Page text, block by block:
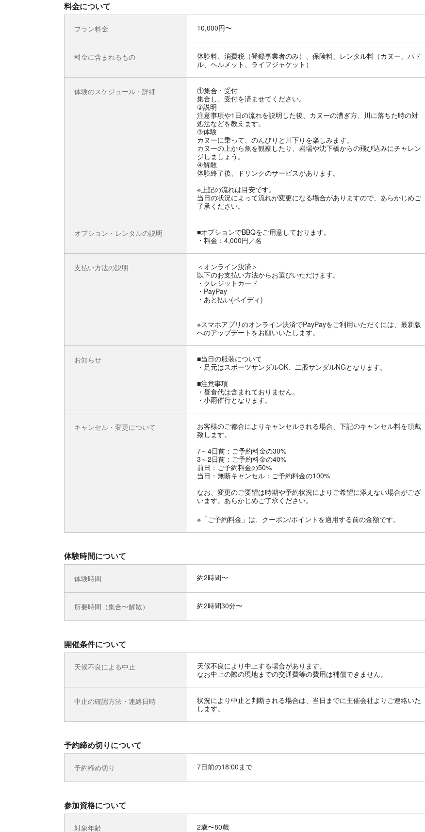
料金について
プラン料金 10,000円〜
料金に含まれるもの
体験料、消費税（登録事業者のみ）、保険料、レンタル料（カヌー、パド
ル、ヘルメット、ライフジャケット）
体験のスケジュール・詳細
①集合・受付
集合し、受付を済ませてください。
②説明
注意事項や1日の流れを説明した後、カヌーの漕ぎ方、川に落ちた時の対
処法などを教えます。
③体験
カヌーに乗って、のんびりと川下りを楽しみます。
カヌーの上から魚を観察したり、岩場や沈下橋からの飛び込みにチャレン
ジしましょう。
④解散
体験終了後、ドリンクのサービスがあります。
※上記の流れは目安です。
当日の状況によって流れが変更になる場合がありますので、あらかじめご
了承ください。
オプション・レンタルの説明
■オプションでBBQをご用意しております。
・料金：4,000円／名
支払い方法の説明
＜オンライン決済＞
以下のお支払い方法からお選びいただけます。
・クレジットカード
・PayPay
・あと払い(ペイディ)
※スマホアプリのオンライン決済でPayPayをご利用いただくには、最新版
へのアップデートをお願いいたします。
お知らせ
■当日の服装について
・足元はスポーツサンダルOK、二股サンダルNGとなります。
■注意事項
・昼食代は含まれておりません。
・小雨催行となります。
キャンセル・変更について
お客様のご都合によりキャンセルされる場合、下記のキャンセル料を頂戴
致します。
7～4日前：ご予約料金の30%
3～2日前：ご予約料金の40%
前日：ご予約料金の50%
当日・無断キャンセル：ご予約料金の100%
なお、変更のご要望は時期や予約状況によりご希望に添えない場合がござ
います。あらかじめご了承ください。
※「ご予約料金」は、クーポン/ポイントを適用する前の金額です。
体験時間について
体験時間 約2時間〜
所要時間（集合〜解散） 約2時間30分〜
開催条件について
天候不良による中止
天候不良により中止する場合があります。
なお中止の際の現地までの交通費等の費用は補償できません。
中止の確認方法・連絡日時
状況により中止と判断される場合は、当日までに主催会社よりご連絡いた
します。
予約締め切りについて
予約締め切り 7日前の18:00まで
参加資格について
対象年齢
2歳〜80歳